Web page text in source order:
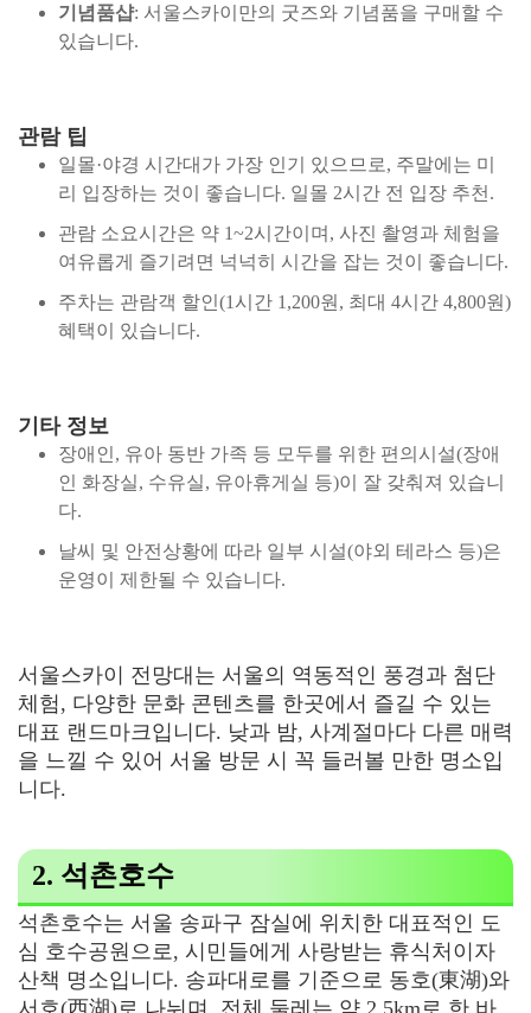
기념품샵: 서울스카이만의 굿즈와 기념품을 구매할 수
있습니다.
관람 팁
일몰·야경 시간대가 가장 인기 있으므로, 주말에는 미
리 입장하는 것이 좋습니다. 일몰 2시간 전 입장 추천.
관람 소요시간은 약 1~2시간이며, 사진 촬영과 체험을
여유롭게 즐기려면 넉넉히 시간을 잡는 것이 좋습니다.
주차는 관람객 할인(1시간 1,200원, 최대 4시간 4,800원)
혜택이 있습니다.
기타 정보
장애인, 유아 동반 가족 등 모두를 위한 편의시설(장애
인 화장실, 수유실, 유아휴게실 등)이 잘 갖춰져 있습니
다.
날씨 및 안전상황에 따라 일부 시설(야외 테라스 등)은
운영이 제한될 수 있습니다.
서울스카이 전망대는 서울의 역동적인 풍경과 첨단
체험, 다양한 문화 콘텐츠를 한곳에서 즐길 수 있는
대표 랜드마크입니다. 낮과 밤, 사계절마다 다른 매력
을 느낄 수 있어 서울 방문 시 꼭 들러볼 만한 명소입
니다.
2. 석촌호수
석촌호수는 서울 송파구 잠실에 위치한 대표적인 도
심 호수공원으로, 시민들에게 사랑받는 휴식처이자
산책 명소입니다. 송파대로를 기준으로 동호(東湖)와
서호(西湖)로 나뉘며, 전체 둘레는 약 2.5km로 한 바